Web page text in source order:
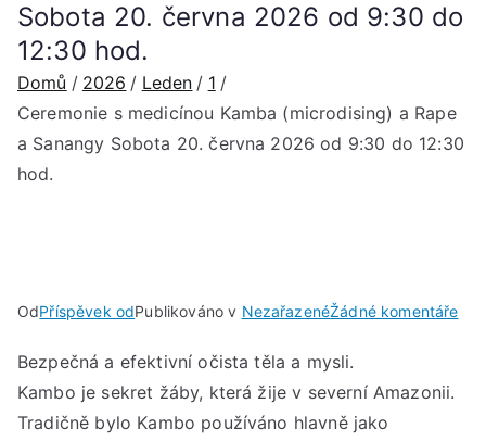
Sobota 20. června 2026 od 9:30 do
12:30 hod.
Domů 2026 Leden
1
Ceremonie s medicínou Kamba (microdising) a Rape
a Sanangy Sobota 20. června 2026 od 9:30 do 12:30
hod.
OdPříspěvek odPublikováno v NezařazenéŽádné komentářeu
Bezpečná a efektivní očista těla a mysli.
Kambo je sekret žáby, která žije v severní Amazonii.
Tradičně bylo Kambo používáno hlavně jako